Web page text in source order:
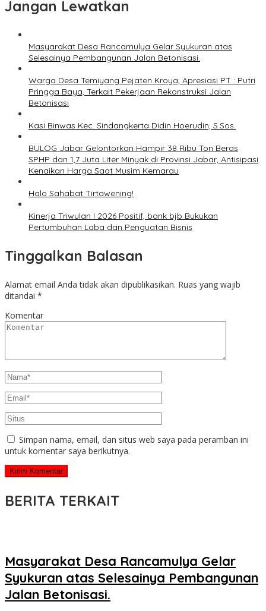
Jangan Lewatkan
Masyarakat Desa Rancamulya Gelar Syukuran atas
Selesainya Pembangunan Jalan Betonisasi.
Warga Desa Temiyang Pejaten Kroya, Apresiasi PT : Putri
Pringga Baya, Terkait Pekerjaan Rekonstruksi Jalan
Betonisasi
Kasi Binwas Kec. Sindangkerta Didin Hoerudin, S.Sos.
BULOG Jabar Gelontorkan Hampir 38 Ribu Ton Beras
SPHP dan 1,7 Juta Liter Minyak di Provinsi Jabar, Antisipasi
Kenaikan Harga Saat Musim Kemarau
Halo Sahabat Tirtawening!
Kinerja Triwulan I 2026 Positif, bank bjb Bukukan
Pertumbuhan Laba dan Penguatan Bisnis
Tinggalkan Balasan
Alamat email Anda tidak akan dipublikasikan. Ruas yang wajib
ditandai *
Komentar
Simpan nama, email, dan situs web saya pada peramban ini
untuk komentar saya berikutnya.
BERITA TERKAIT
Masyarakat Desa Rancamulya Gelar
Syukuran atas Selesainya Pembangunan
Jalan Betonisasi.